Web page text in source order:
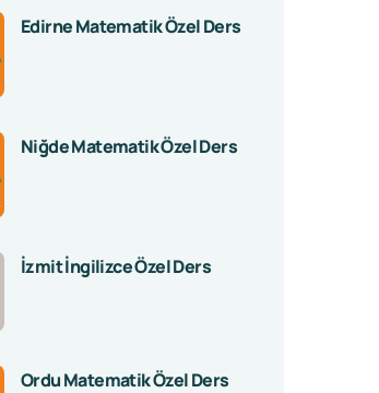
Edirne Matematik Özel Ders
Niğde Matematik Özel Ders
İzmit İngilizce Özel Ders
Ordu Matematik Özel Ders